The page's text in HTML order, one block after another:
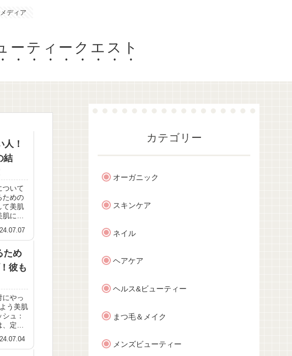
ディア
ティークエスト
！
結
ついて
ための
て美肌
肌に続
ため
彼も
にやっ
う美肌
ュ：
定期
カテゴリー
オーガニック
スキンケア
ネイル
ヘアケア
ヘルス&ビューティー
まつ毛＆メイク
メンズビューティー